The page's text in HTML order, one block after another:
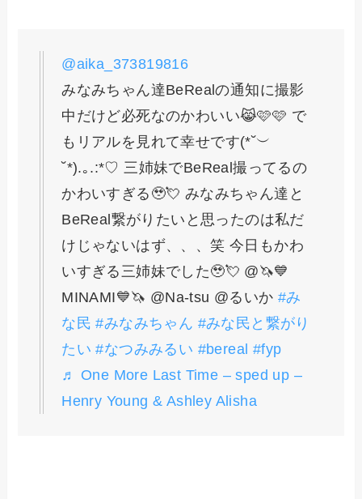
@aika_373819816
みなみちゃん達BeRealの通知に撮影
中だけど必死なのかわいい😹🩷🩷 で
もリアルを見れて幸せです(*˘︶
˘*).｡.:*♡ 三姉妹でBeReal撮ってるの
かわいすぎる🥹💘 みなみちゃん達と
BeReal繋がりたいと思ったのは私だ
けじゃないはず、、、笑 今日もかわ
いすぎる三姉妹でした🥹💘 @🦄💙
MINAMI💙🦄 @Na-tsu @るいか#み
な民 #みなみちゃん #みな民と繋がり
たい #なつみみるい #bereal #fyp
♬ One More Last Time – sped up –
Henry Young & Ashley Alisha